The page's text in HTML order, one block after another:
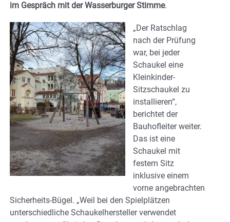
im Gespräch mit der Wasserburger Stimme.
„Der Ratschlag
nach der Prüfung
war, bei jeder
Schaukel eine
Kleinkinder-
Sitzschaukel zu
installieren“,
berichtet der
Bauhofleiter weiter.
Das ist eine
Schaukel mit
festem Sitz
inklusive einem
vorne angebrachten
Sicherheits-Bügel. „Weil bei den Spielplätzen
unterschiedliche Schaukelhersteller verwendet